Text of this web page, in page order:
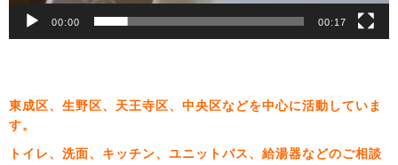
00:00 00:17
東成区、生野区、天王寺区、中央区などを中心に活動していま
す。
トイレ、洗面、キッチン、ユニットバス、給湯器などのご相談